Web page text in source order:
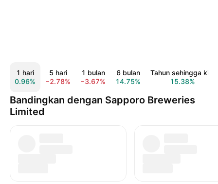
1 hari
0.96%
5 hari
−2.78%
1 bulan
−3.67%
6 bulan
14.75%
Tahun sehingga kini
15.38%
Bandingkan dengan Sapporo Breweries
Limited